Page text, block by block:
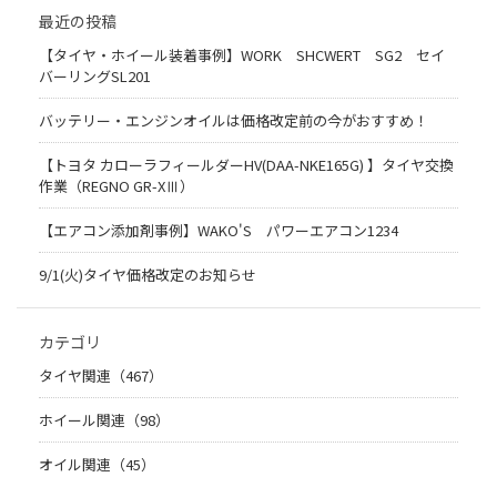
最近の投稿
【タイヤ・ホイール装着事例】WORK SHCWERT SG2 セイ
バーリングSL201
バッテリー・エンジンオイルは価格改定前の今がおすすめ！
【トヨタ カローラフィールダーHV(DAA-NKE165G) 】タイヤ交換
作業（REGNO GR-XⅢ）
【エアコン添加剤事例】WAKO'S パワーエアコン1234
9/1(火)タイヤ価格改定のお知らせ
カテゴリ
タイヤ関連（467）
ホイール関連（98）
オイル関連（45）